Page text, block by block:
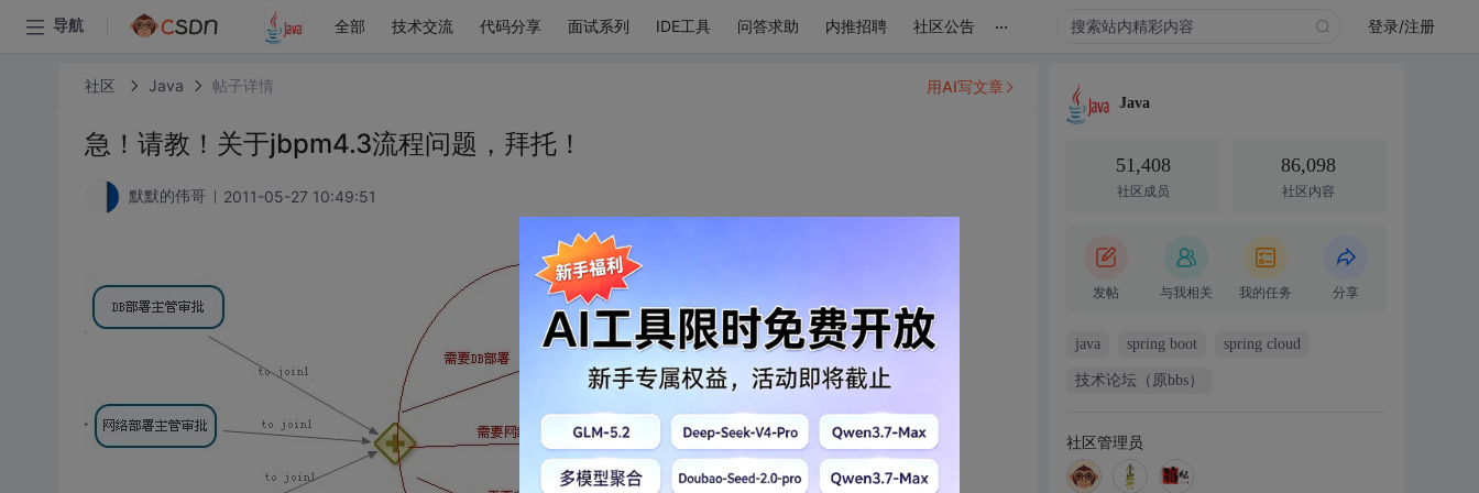
导航 全部 技术交流 代码分享 面试系列 IDE工具 问答求助 内推招聘 社区公告 ... 登录/注册
社区 Java 帖子详情
急！请教！关于jbpm4.3流程问题，拜托！
默默的伟哥 2011-05-27 10:49:51
用AI写文章
Java
51,408
社区成员
86,098
社区内容
发帖 与我相关 我的任务 分享
java spring boot spring cloud
技术论坛（原bbs）
社区管理员